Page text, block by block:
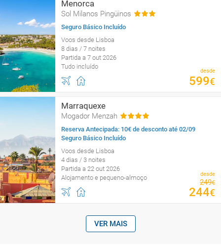
Menorca
Sol Milanos Pingüinos
Seguro Básico Incluído
Voos desde Lisboa
8 dias / 7 noites
Partida a 7 out 2026
Tudo incluído
desde
599€
Marraquexe
Mogador Menzah
Reserva Antecipada: 10€ de desconto até 02/09
Seguro Básico Incluído
Voos desde Lisboa
4 dias / 3 noites
Partida a 22 out 2026
Alojamento e pequeno-almoço
desde
249€
244€
VER MAIS